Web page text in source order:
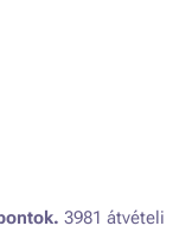
3981 átvételi